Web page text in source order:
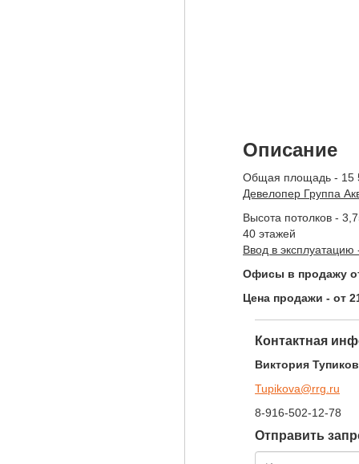
Описание
Общая площадь - 15
Девелопер Группа
Высота потолков -
40 этажей
Ввод в эксплуатацию
Офисы в продажу
Цена продажи - от
Контактная
Виктория
Tupikova@rrg.ru
8-916-502-12-78
Отправить